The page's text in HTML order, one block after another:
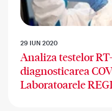
29 IUN 2020
Analiza testelor
diagnosticarea
Laboratoarele